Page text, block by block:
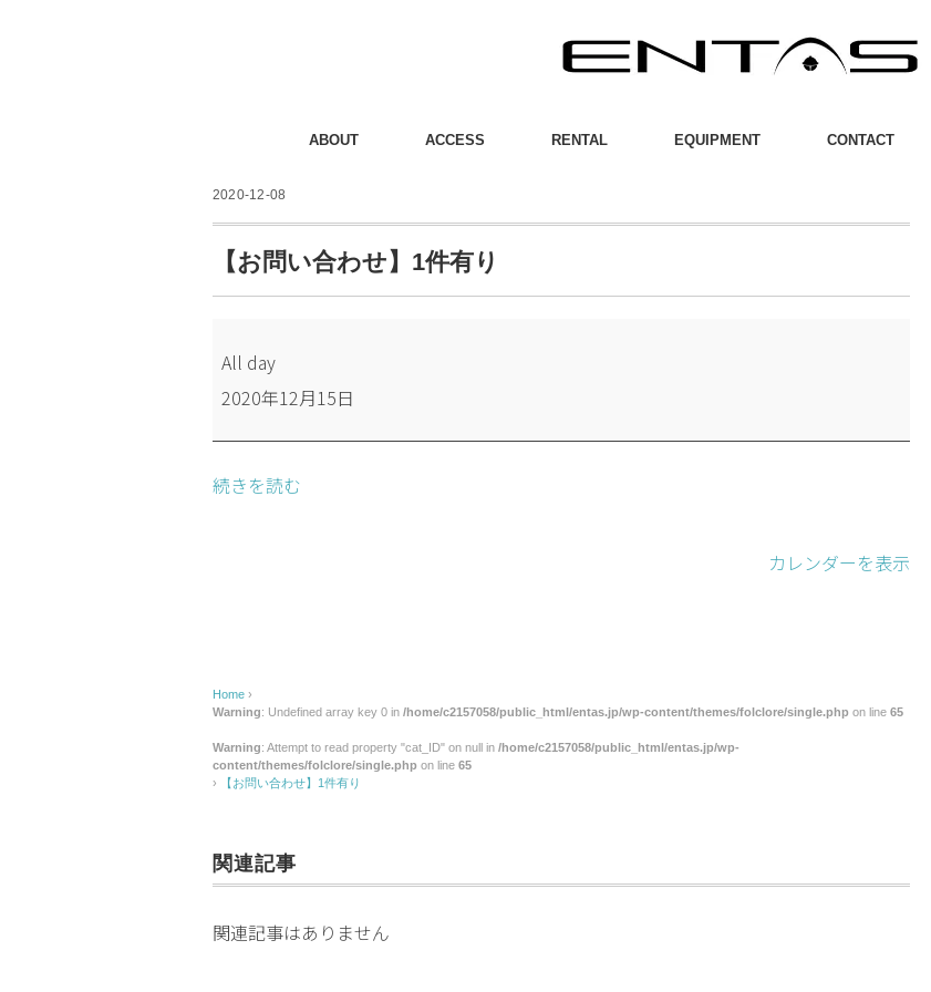
ABOUT ACCESS RENTAL EQUIPMENT CONTACT
2020-12-08
【お問い合わせ】1件有り
問
い
せ】
All day
2020年12月15日
続きを読む
カレンダーを表示
Home ›
Warning: Undefined array key 0 in /home/c2157058/public_html/entas.jp/wp-content/themes/folclore/single.php on line 65
Warning: Attempt to read property "cat_ID" on null in /home/c2157058/public_html/entas.jp/wp-
content/themes/folclore/single.php on line 65
›
【お問い合わせ】1件有り
関連記事
関連記事はありません